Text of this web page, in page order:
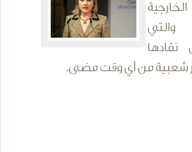
والتي
شعبية من أي وقت مضى.